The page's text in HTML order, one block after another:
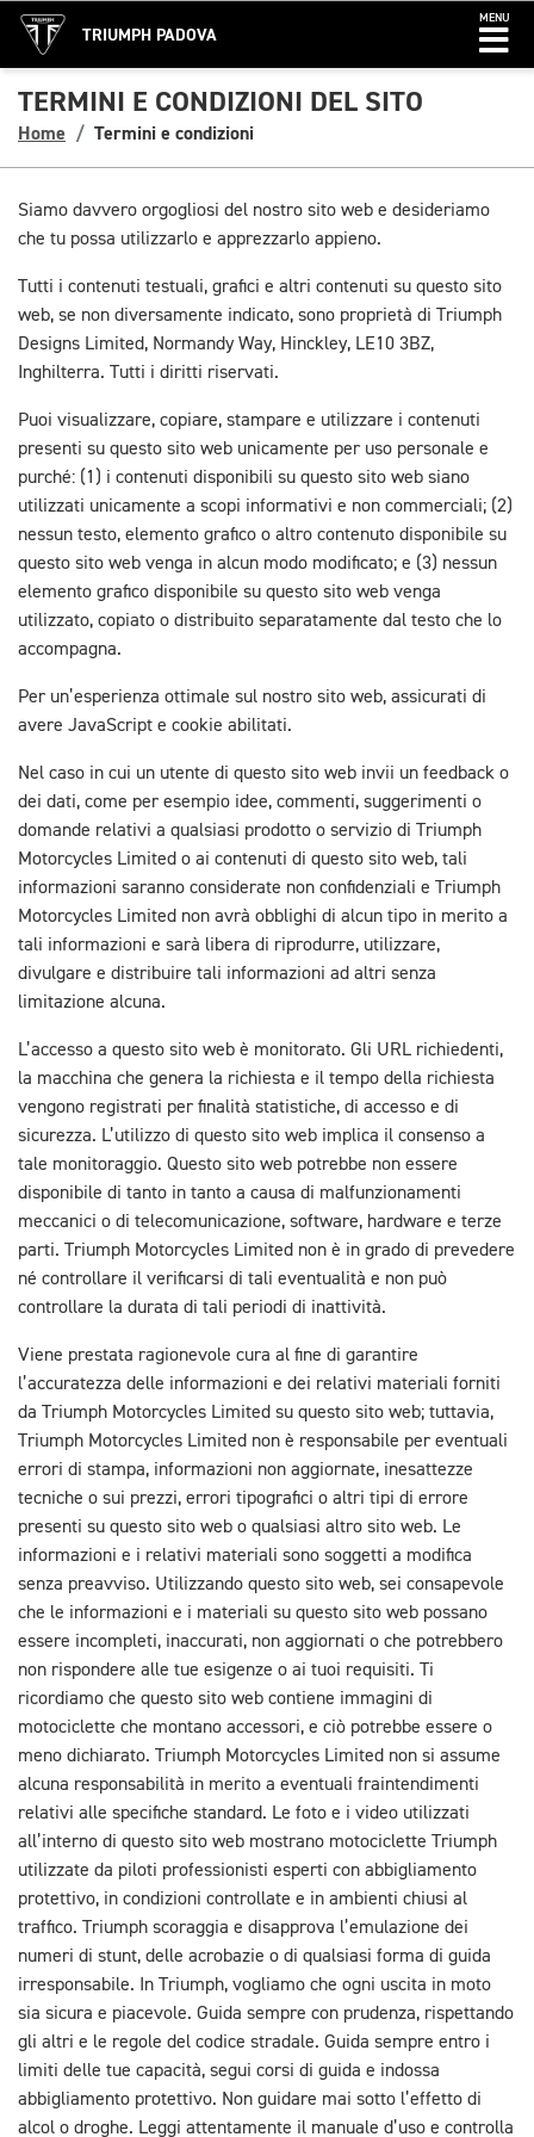
TRIUMPH PADOVA
MENU
TERMINI E CONDIZIONI DEL SITO
Home Termini e condizioni
Siamo davvero orgogliosi del nostro sito web e desideriamo
che tu possa utilizzarlo e apprezzarlo appieno.
Tutti i contenuti testuali, grafici e altri contenuti su questo sito
web, se non diversamente indicato, sono proprietà di Triumph
Designs Limited, Normandy Way, Hinckley, LE10 3BZ,
Inghilterra. Tutti i diritti riservati.
Puoi visualizzare, copiare, stampare e utilizzare i contenuti
presenti su questo sito web unicamente per uso personale e
purché: (1) i contenuti disponibili su questo sito web siano
utilizzati unicamente a scopi informativi e non commerciali; (2)
nessun testo, elemento grafico o altro contenuto disponibile su
questo sito web venga in alcun modo modificato; e (3) nessun
elemento grafico disponibile su questo sito web venga
utilizzato, copiato o distribuito separatamente dal testo che lo
accompagna.
Per un’esperienza ottimale sul nostro sito web, assicurati di
avere JavaScript e cookie abilitati.
Nel caso in cui un utente di questo sito web invii un feedback o
dei dati, come per esempio idee, commenti, suggerimenti o
domande relativi a qualsiasi prodotto o servizio di Triumph
Motorcycles Limited o ai contenuti di questo sito web, tali
informazioni saranno considerate non confidenziali e Triumph
Motorcycles Limited non avrà obblighi di alcun tipo in merito a
tali informazioni e sarà libera di riprodurre, utilizzare,
divulgare e distribuire tali informazioni ad altri senza
limitazione alcuna.
L’accesso a questo sito web è monitorato. Gli URL richiedenti,
la macchina che genera la richiesta e il tempo della richiesta
vengono registrati per finalità statistiche, di accesso e di
sicurezza. L’utilizzo di questo sito web implica il consenso a
tale monitoraggio. Questo sito web potrebbe non essere
disponibile di tanto in tanto a causa di malfunzionamenti
meccanici o di telecomunicazione, software, hardware e terze
parti. Triumph Motorcycles Limited non è in grado di prevedere
né controllare il verificarsi di tali eventualità e non può
controllare la durata di tali periodi di inattività.
Viene prestata ragionevole cura al fine di garantire
l’accuratezza delle informazioni e dei relativi materiali forniti
da Triumph Motorcycles Limited su questo sito web; tuttavia,
Triumph Motorcycles Limited non è responsabile per eventuali
errori di stampa, informazioni non aggiornate, inesattezze
tecniche o sui prezzi, errori tipografici o altri tipi di errore
presenti su questo sito web o qualsiasi altro sito web. Le
informazioni e i relativi materiali sono soggetti a modifica
senza preavviso. Utilizzando questo sito web, sei consapevole
che le informazioni e i materiali su questo sito web possano
essere incompleti, inaccurati, non aggiornati o che potrebbero
non rispondere alle tue esigenze o ai tuoi requisiti. Ti
ricordiamo che questo sito web contiene immagini di
motociclette che montano accessori, e ciò potrebbe essere o
meno dichiarato. Triumph Motorcycles Limited non si assume
alcuna responsabilità in merito a eventuali fraintendimenti
relativi alle specifiche standard. Le foto e i video utilizzati
all’interno di questo sito web mostrano motociclette Triumph
utilizzate da piloti professionisti esperti con abbigliamento
protettivo, in condizioni controllate e in ambienti chiusi al
traffico. Triumph scoraggia e disapprova l’emulazione dei
numeri di stunt, delle acrobazie o di qualsiasi forma di guida
irresponsabile. In Triumph, vogliamo che ogni uscita in moto
sia sicura e piacevole. Guida sempre con prudenza, rispettando
gli altri e le regole del codice stradale. Guida sempre entro i
limiti delle tue capacità, segui corsi di guida e indossa
abbigliamento protettivo. Non guidare mai sotto l’effetto di
alcol o droghe. Leggi attentamente il manuale d’uso e controlla